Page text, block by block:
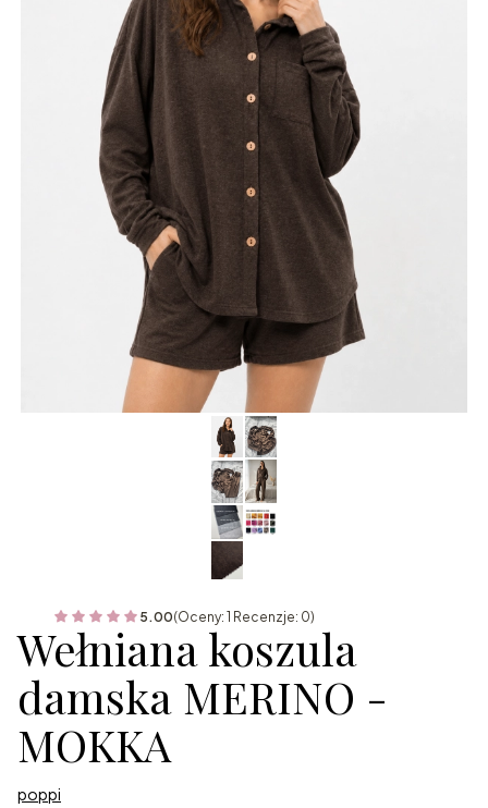
5.00(Oceny: 1 Recenzje: 0)
Wełniana koszula
damska MERINO -
MOKKA
poppi